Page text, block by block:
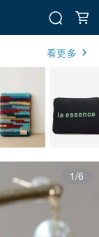
看更多
1/6